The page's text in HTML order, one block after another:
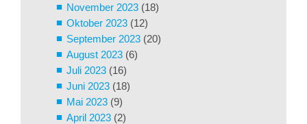
November 2023 (18)
Oktober 2023 (12)
September 2023 (20)
August 2023 (6)
Juli 2023 (16)
Juni 2023 (18)
Mai 2023 (9)
April 2023 (2)